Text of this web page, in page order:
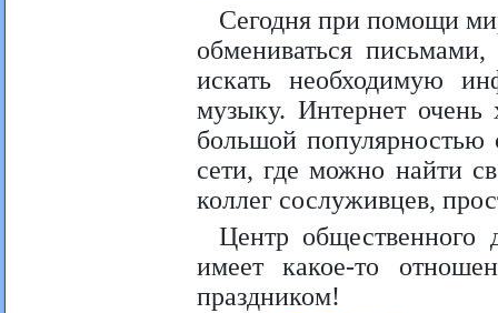
Сегодня при помощи
обмениваться
искать необходимую
музыку. Интернет
большой популярностью
сети, где можно найти
коллег сослуживцев,
Центр общественного
имеет какое-то
праздником!